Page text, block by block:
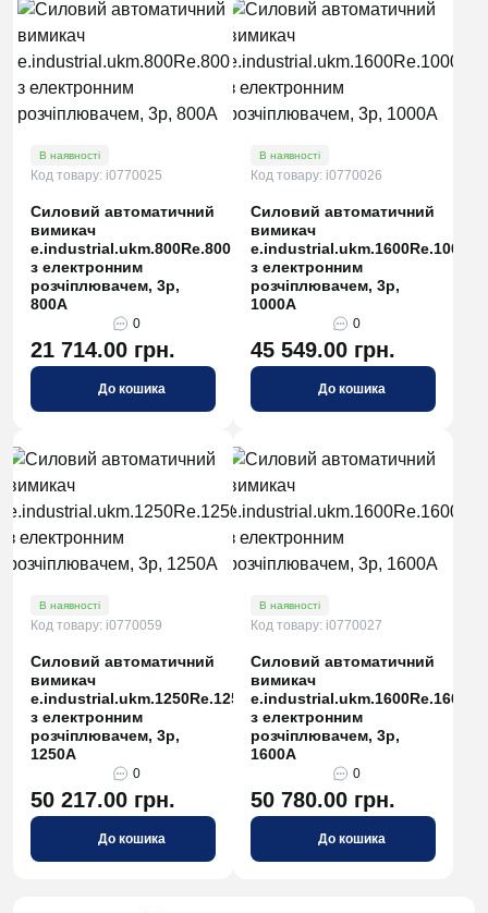
В наявності
Код товару: i0770025
Силовий автоматичний
вимикач
e.industrial.ukm.800Rе.800
з електронним
розчіплювачем, 3р,
800А
0
21 714.00 грн.
До кошика
В наявності
Код товару: i0770026
Силовий автоматичний
вимикач
e.industrial.ukm.1600Rе.1000
з електронним
розчіплювачем, 3р,
1000А
0
45 549.00 грн.
До кошика
В наявності
Код товару: i0770059
Силовий автоматичний
вимикач
e.industrial.ukm.1250Re.1250
з електронним
розчіплювачем, 3р,
1250А
0
50 217.00 грн.
До кошика
В наявності
Код товару: i0770027
Силовий автоматичний
вимикач
e.industrial.ukm.1600Rе.1600
з електронним
розчіплювачем, 3р,
1600А
0
50 780.00 грн.
До кошика